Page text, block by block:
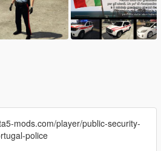
mods.com/player/public-security-
police